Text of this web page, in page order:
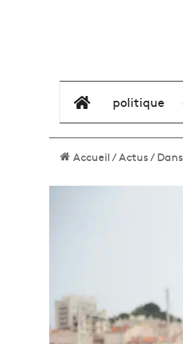
élément de
politique
Accueil/Actus/